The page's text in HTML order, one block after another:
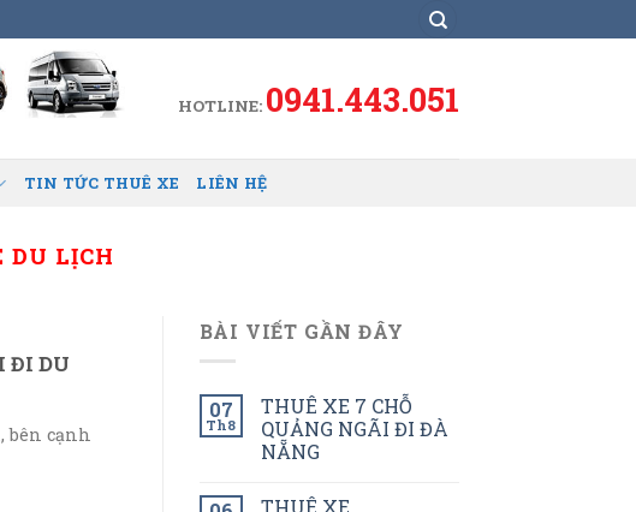
HOTLINE: 0941.443.051
TIN TỨC THUÊ XE LIÊN HỆ
DU LỊCH
ĐI DU
bên cạnh
BÀI VIẾT GẦN ĐÂY
07
Th8
THUÊ XE 7 CHỖ
QUẢNG NGÃI ĐI ĐÀ
NẴNG
THUÊ XE